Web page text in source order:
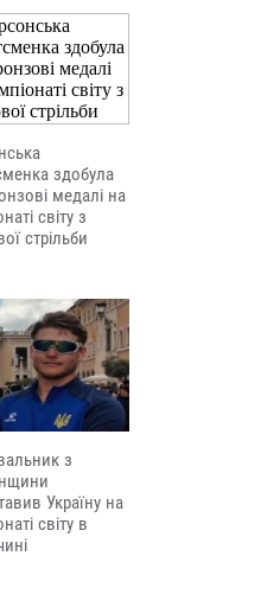
здобула
медалі на
світу з
стрільби
з
Україну на
світу в